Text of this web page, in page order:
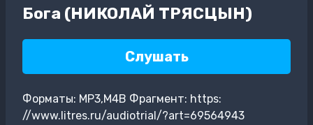
Бога (НИКОЛАЙ ТРЯСЦЫН)
Слушать
Форматы: MP3,M4B Фрагмент: https:
//www.litres.ru/audiotrial/?art=69564943